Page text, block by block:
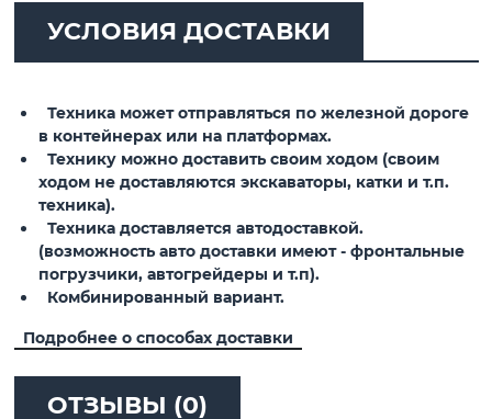
УСЛОВИЯ ДОСТАВКИ
Техника может отправляться по железной дороге
в контейнерах или на платформах.
Технику можно доставить своим ходом (своим
ходом не доставляются экскаваторы, катки и т.п.
техника).
Техника доставляется автодоставкой.
(возможность авто доставки имеют - фронтальные
погрузчики, автогрейдеры и т.п).
Комбинированный вариант.
Подробнее о способах доставки
ОТЗЫВЫ (0)